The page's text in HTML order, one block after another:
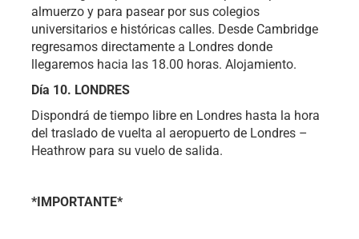
almuerzo y para pasear por sus colegios
universitarios e históricas calles. Desde Cambridge
regresamos directamente a Londres donde
llegaremos hacia las 18.00 horas. Alojamiento.
Día 10. LONDRES
Dispondrá de tiempo libre en Londres hasta la hora
del traslado de vuelta al aeropuerto de Londres –
Heathrow para su vuelo de salida.
*IMPORTANTE*